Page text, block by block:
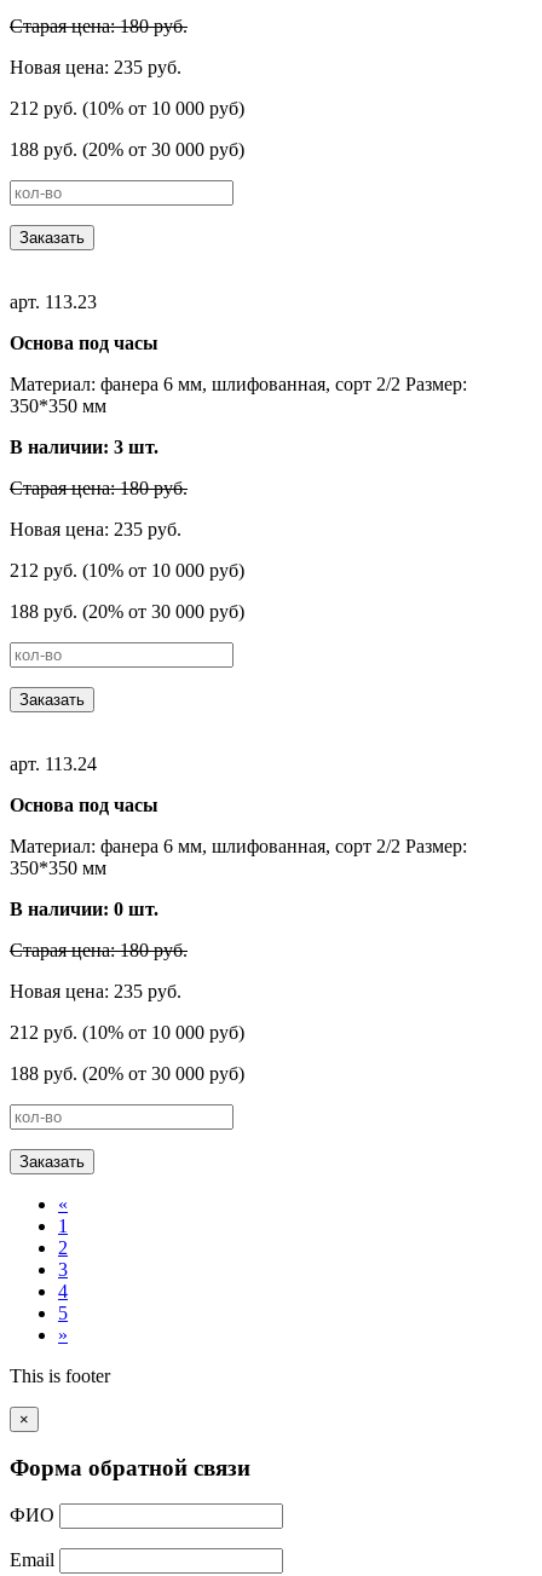
Старая цена: 180 руб.
Новая цена: 235 руб.
212 руб. (10% от 10 000 руб)
188 руб. (20% от 30 000 руб)
Заказать
арт. 113.23
Основа под часы
Материал: фанера 6 мм, шлифованная, сорт 2/2 Размер:
350*350 мм
В наличии: 3 шт.
Старая цена: 180 руб.
Новая цена: 235 руб.
212 руб. (10% от 10 000 руб)
188 руб. (20% от 30 000 руб)
Заказать
арт. 113.24
Основа под часы
Материал: фанера 6 мм, шлифованная, сорт 2/2 Размер:
350*350 мм
В наличии: 0 шт.
Старая цена: 180 руб.
Новая цена: 235 руб.
212 руб. (10% от 10 000 руб)
188 руб. (20% от 30 000 руб)
Заказать
«
1
2
3
4
5
»
This is footer
×
Форма обратной связи
ФИО
Email